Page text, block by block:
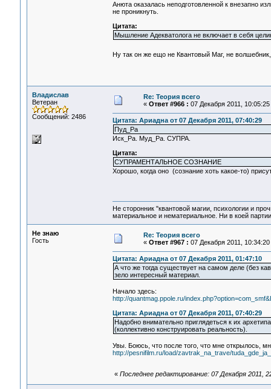
Анюта оказалась неподготовленной к внезапно
не проникнуть.
Цитата:
Мышление Адекватолога не включает в себя
Ну так он же ещо не Квантовый Маг, не
Владислав
Ветеран
Сообщений: 2486
Re: Теория всего
« Ответ #966 : 07 Декабря 2011, 10:05:25
Цитата: Ариадна от 07 Декабря 2011, 07:40:29
Пуд_Ра
Иск_Ра. Муд_Ра. СУПРА.
Цитата:
СУПРАМЕНТАЛЬНОЕ СОЗНАНИЕ
Хорошо, когда оно (сознание хоть какое-то)
Не сторонник "квантовой магии, психологии и
материальное и нематериальное. Ни в коей
Не знаю
Гость
Re: Теория всего
« Ответ #967 : 07 Декабря 2011, 10:34:20
Цитата: Ариадна от 07 Декабря 2011, 01:47:10
А что же тогда существует на самом деле (без
зело интересный материал.
Начало здесь:
http://quantmag.ppole.ru/
Цитата: Ариадна от 07 Декабря 2011, 07:40:29
Надобно внимательно приглядеться к их
(коллективно конструировать реальность).
Увы. Боюсь, что после того, что мне открылось,
http://pesnifilm.ru/load/zavtrak_na_trave/
« Последнее редактирование: 07 Декабря 2011,